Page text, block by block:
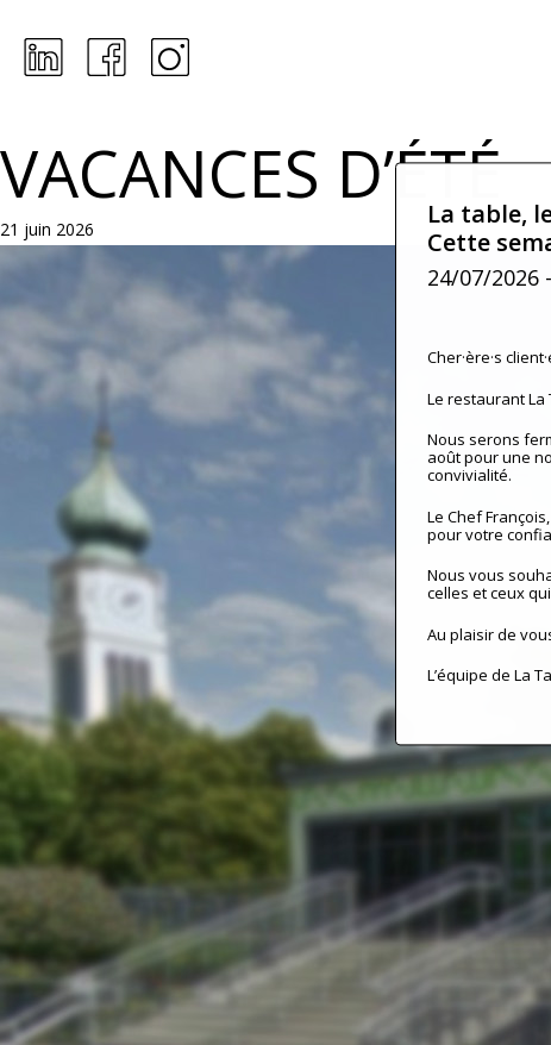
main
La table,
Cette
24/07/2026
Cher·ère·s
Le restaurant
Nous serons
août pour une
convivialité.
Le Chef
pour votre
Nous vous
celles et ceux
Au plaisir de
L’équipe de La
VACANCES D’ÉTÉ
21 juin 2026